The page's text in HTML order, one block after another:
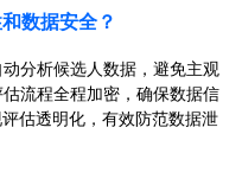
数据安全？
分析候选人数据，避免主观
流程全程加密，确保数据信
估透明化，有效防范数据泄